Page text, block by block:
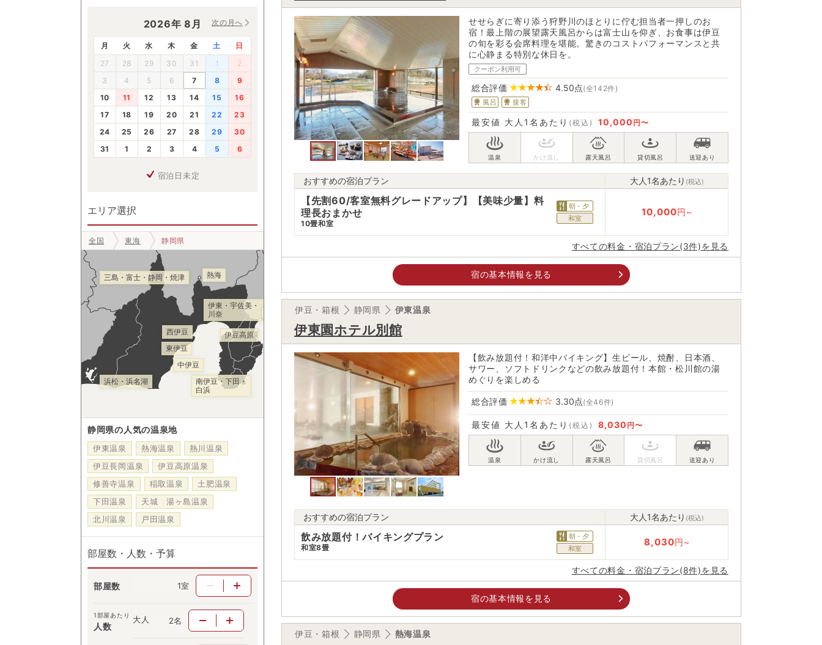
2026年 8 月 次の月へ
月 火 水 木 金 土
日
27
28 29 30 31 1
2
3
4 5 6 7 8
9
10
11 12 13 14 15
16
17
18 19 20 21 22
23
24
25 26 27 28 29
30
31
1 2 3 4 5 6
宿泊日未定
エリア選択
全国 東海 静岡県
熱海
伊東・宇佐美・
川奈
伊豆高原
東伊豆
南伊豆・下田・
白浜
西伊豆
中伊豆
三島・富士・静岡・焼津
浜松・浜名湖
静岡県の人気の温泉地
伊東温泉 熱海温泉
熱川温泉
伊豆長岡温泉
伊豆高原温泉
修善寺温泉
稲取温泉
土肥温泉
下田温泉
天城 湯ヶ島温泉
北川温泉
戸田温泉
部屋数・人数・予算
部屋数 室
1部屋あたり
人数
大人 名
せせらぎに寄り添う狩野川のほとりに佇む担当者一押しのお
宿！最上階の展望露天風呂からは富士山を仰ぎ、お食事は伊豆
の旬を彩る会席料理を堪能。驚きのコストパフォーマンスと共
に心静まる特別な休日を。
クーポン利用可
総合評価 4.50点(全142件)
風呂 接客
最安値 大人1名あたり (税込) 10,000 円〜
おすすめの宿泊プラン 大人1名あたり (税込)
【先割60/客室無料グレードアップ】【美味少量】料
理長おまかせ
10畳和室
朝・夕
和室
10,000円~
すべての料金・宿泊プラン(3件)を見る
宿の基本情報を見る
伊豆・箱根 静岡県 伊東温泉
伊東園ホテル別館
【飲み放題付！和洋中バイキング】生ビール、焼酎、日本酒、
サワー、ソフトドリンクなどの飲み放題付！本館・松川館の湯
めぐりを楽しめる
総合評価 3.30点(全46件)
最安値 大人1名あたり (税込) 8,030 円〜
おすすめの宿泊プラン 大人1名あたり (税込)
飲み放題付！バイキングプラン
和室8畳
朝・夕
和室
8,030円~
すべての料金・宿泊プラン(8件)を見る
宿の基本情報を見る
伊豆・箱根 静岡県 熱海温泉